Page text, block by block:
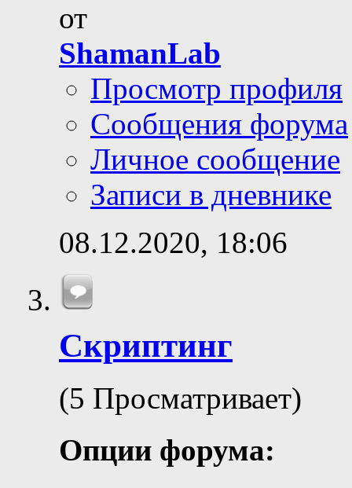
от
ShamanLab
Просмотр профиля
Сообщения форума
Личное сообщение
Записи в дневнике
08.12.2020, 18:06
Скриптинг
(5 Просматривает)
Опции форума: